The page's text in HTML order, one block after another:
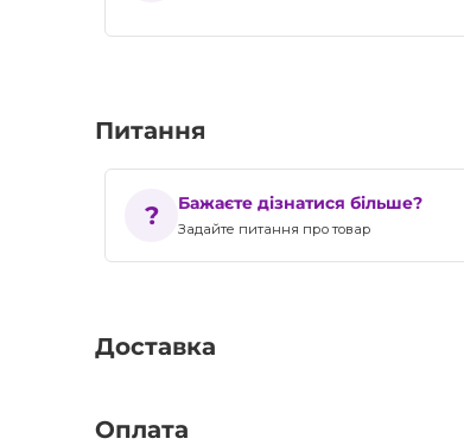
Питання
Бажаєте дізнатися більше?
Задайте питання про товар
Доставка
Оплата